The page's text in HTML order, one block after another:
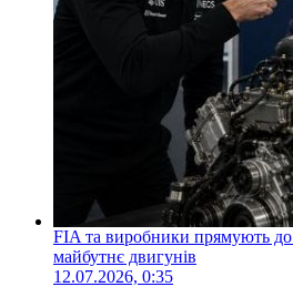
FIA та виробники прямують до
майбутнє двигунів
12.07.2026, 0:35